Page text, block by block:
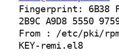
Fingerprint: 6B38
2B9C A9D8 5550
From : /etc/pki/rpm-
KEY-remi.el8